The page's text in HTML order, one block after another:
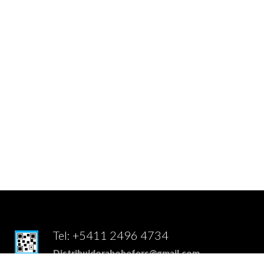
Tel: +5411 2496 4734
Distribuidorabohefers@gmail.com